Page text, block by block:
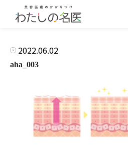
2022.06.02
aha_003